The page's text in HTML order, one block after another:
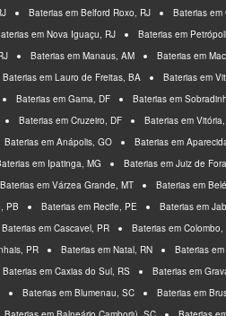
Baterias em Belford Roxo, RJ
Baterias em
em Nova Iguaçu, RJ
Baterias em
Baterias em Manaus, AM
Baterias em
Baterias em Lauro de Freitas, BA
Baterias em
Baterias em Gama, DF
Baterias em
Baterias em Cruzeiro, DF
Baterias em
Baterias em Anápolis, GO
Baterias em
em Ipatinga, MG
Baterias em Juiz de
Baterias em Várzea Grande, MT
Baterias em
PB
Baterias em Recife, PE
Baterias em
Baterias em Cascavel, PR
Baterias em Colombo,
PR
Baterias em Natal, RN
Baterias
Baterias em Caxias do Sul, RS
Baterias em
Baterias em Blumenau, SC
Baterias em